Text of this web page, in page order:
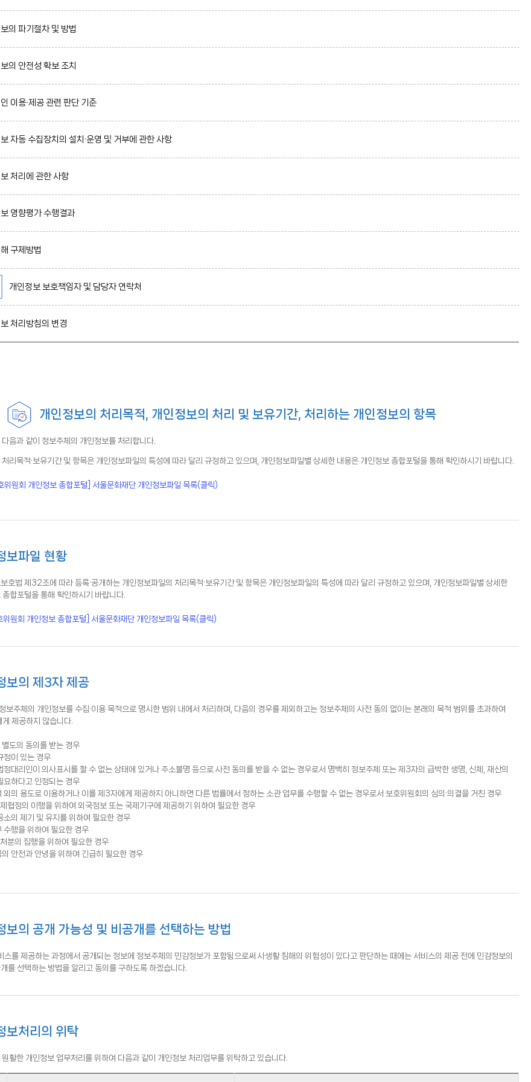
의 파기절차 및 방법
의 안전성 확보 조치
이용∙제공 관련 판단 기준
자동 수집장치의 설치·운영 및 거부에 관한 사항
처리에 관한 사항
영향평가 수행결과
구제방법
개인정보 보호책임자 및 담당자 연락처
처리방침의 변경
개인정보의 처리목적, 개인정보의 처리 및 보유기간, 처리하는 개인정보의 항목
음과 같이 정보주체의 개인정보를 처리합니다.
리목적·보유기간 및 항목은 개인정보파일의 특성에 따라 달리 규정하고 있으며, 개인정보파일별 상세한 내용은 개인정보 종합포털을 통해 확인하시기 바랍니다.
위원회 개인정보 종합포털] 서울문화재단 개인정보파일 목록(클릭)
보파일 현황
호법 제32조에 따라 등록·공개하는 개인정보파일의 처리목적·보유기간 및 항목은 개인정보파일의 특성에 따라 달리 규정하고 있으며, 개인정보파일별 상세한
종합포털을 통해 확인하시기 바랍니다.
위원회 개인정보 종합포털] 서울문화재단 개인정보파일 목록(클릭)
보의 제3자 제공
보주체의 개인정보를 수집·이용 목적으로 명시한 범위 내에서 처리하며, 다음의 경우를 제외하고는 정보주체의 사전 동의 없이는 본래의 목적 범위를 초과하여
제공하지 않습니다.
도의 동의를 받는 경우
정이 있는 경우
정대리인이 의사표시를 할 수 없는 상태에 있거나 주소불명 등으로 사전 동의를 받을 수 없는 경우로서 명백히 정보주체 또는 제3자의 급박한 생명, 신체, 재산의
요하다고 인정되는 경우
외의 용도로 이용하거나 이를 제3자에게 제공하지 아니하면 다른 법률에서 정하는 소관 업무를 수행할 수 없는 경우로서 보호위원회의 심의·의결을 거친 경우
협정의 이행을 위하여 외국정보 또는 국제기구에 제공하기 위하여 필요한 경우
소의 제기 및 유지를 위하여 필요한 경우
수행을 위하여 필요한 경우
분의 집행을 위하여 필요한 경우
안전과 안녕을 위하여 긴급히 필요한 경우
보의 공개 가능성 및 비공개를 선택하는 방법
스를 제공하는 과정에서 공개되는 정보에 정보주체의 민감정보가 포함됨으로써 사생활 침해의 위험성이 있다고 판단하는 때에는 서비스의 제공 전에 민감정보의
를 선택하는 방법을 알리고 동의를 구하도록 하겠습니다.
보처리의 위탁
활한 개인정보 업무처리를 위하여 다음과 같이 개인정보 처리업무를 위탁하고 있습니다.